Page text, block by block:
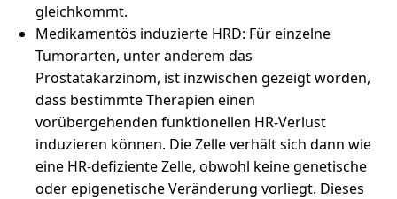
gleichkommt.
Medikamentös induzierte HRD: Für einzelne
Tumorarten, unter anderem das
Prostatakarzinom, ist inzwischen gezeigt worden,
dass bestimmte Therapien einen
vorübergehenden funktionellen HR-Verlust
induzieren können. Die Zelle verhält sich dann wie
eine HR-defiziente Zelle, obwohl keine genetische
oder epigenetische Veränderung vorliegt. Dieses